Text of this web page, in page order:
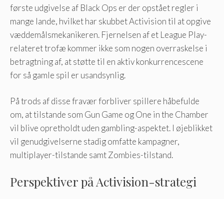
første udgivelse af Black Ops er der opstået regler i
mange lande, hvilket har skubbet Activision til at opgive
væddemålsmekanikeren. Fjernelsen af ​​et League Play-
relateret trofæ kommer ikke som nogen overraskelse i
betragtning af, at støtte til en aktiv konkurrencescene
for så gamle spil er usandsynlig.
På trods af disse fravær forbliver spillere håbefulde
om, at tilstande som Gun Game og One in the Chamber
vil blive opretholdt uden gambling-aspektet. I øjeblikket
vil genudgivelserne stadig omfatte kampagner,
multiplayer-tilstande samt Zombies-tilstand.
Perspektiver på Activision-strategi